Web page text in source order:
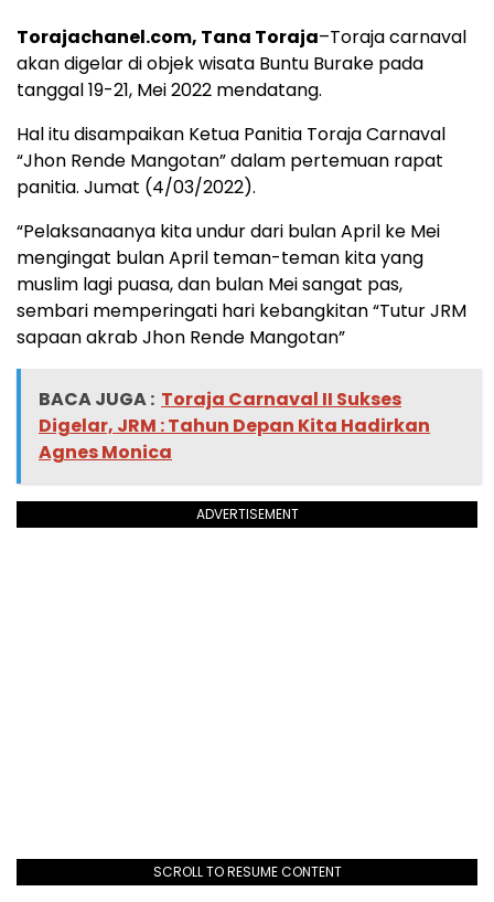
Torajachanel.com, Tana Toraja–Toraja carnaval
akan digelar di objek wisata Buntu Burake pada
tanggal 19-21, Mei 2022 mendatang.
Hal itu disampaikan Ketua Panitia Toraja Carnaval
“Jhon Rende Mangotan” dalam pertemuan rapat
panitia. Jumat (4/03/2022).
“Pelaksanaanya kita undur dari bulan April ke Mei
mengingat bulan April teman-teman kita yang
muslim lagi puasa, dan bulan Mei sangat pas,
sembari memperingati hari kebangkitan “Tutur JRM
sapaan akrab Jhon Rende Mangotan”
BACA JUGA : Toraja Carnaval II Sukses
Digelar, JRM : Tahun Depan Kita Hadirkan
Agnes Monica
ADVERTISEMENT
SCROLL TO RESUME CONTENT